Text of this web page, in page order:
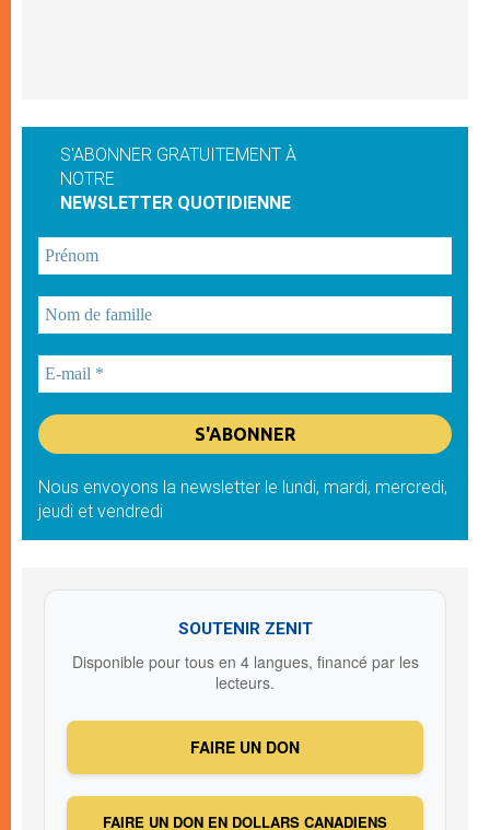
S'ABONNER GRATUITEMENT À
NOTRE
NEWSLETTER QUOTIDIENNE
Nous envoyons la newsletter le lundi, mardi, mercredi,
jeudi et vendredi
SOUTENIR ZENIT
Disponible pour tous en 4 langues, financé par les
lecteurs.
FAIRE UN DON
FAIRE UN DON EN DOLLARS CANADIENS